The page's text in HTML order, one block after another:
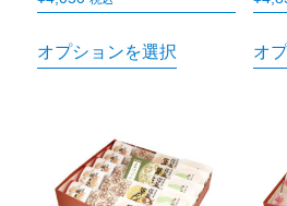
オプションを選択 オ